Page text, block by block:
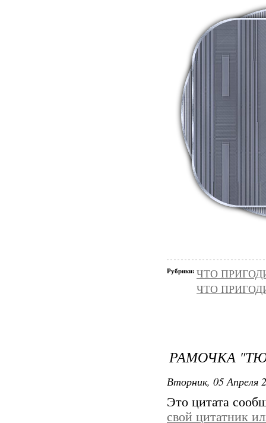
Рубрики: ЧТО
ЧТО
РАМОЧКА
Вторник, 05 Апреля
Это цитата
свой цитатник